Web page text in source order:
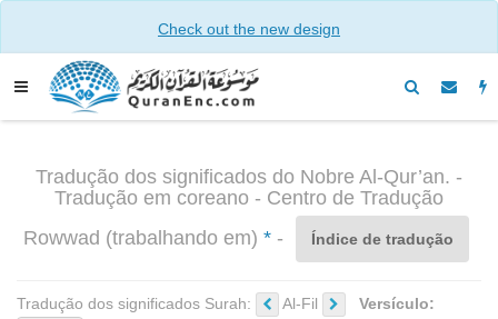
Check out the new design
Tradução dos significados do Nobre Al-Qur’an. -
Tradução em coreano - Centro de Tradução
Rowwad (trabalhando em) *- Índice de tradução
Tradução dos significados Surah: Al-Fil Versículo: